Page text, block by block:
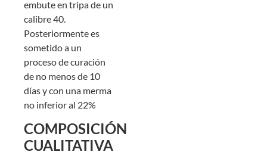
embute en tripa de un
calibre 40.
Posteriormente es
sometido a un
proceso de curación
de no menos de 10
días y con una merma
no inferior al 22%
COMPOSICIÓN
CUALITATIVA